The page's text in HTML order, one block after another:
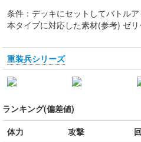
条件：デッキにセットしてバトル
本タイプに対応した素材(参考) ゼリ
重装兵シリーズ
ランキング(偏差値)
体力
攻撃